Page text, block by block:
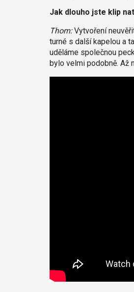
Jak dlouho jste klip
Thom:Vytvoření
turné s další kapelou a
uděláme společnou
bylo velmi podobně. Až